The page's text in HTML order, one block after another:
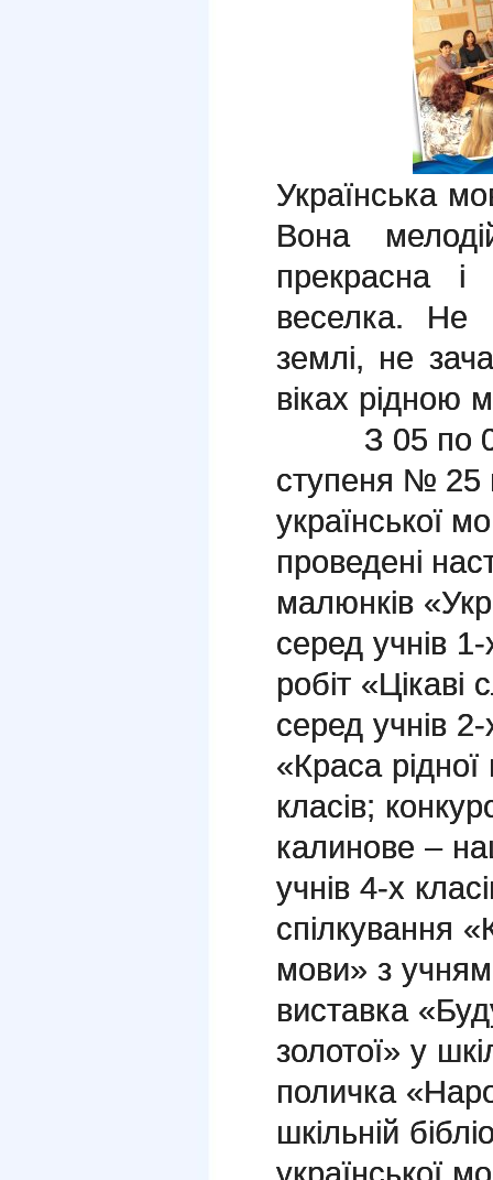
Українська
Вона
прекрасна
веселка. Не
землі, не
віках рідною
З 05 по 09
ступеня № 25
української
проведені
малюнків
серед учнів
робіт «Цікаві
серед учнів
«Краса
класів;
калинове –
учнів 4-х
спілкування
мови» з
виставка
золотої» у
поличка
шкільній